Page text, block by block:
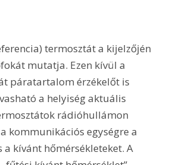
termosztát a kijelzőjén
mutatja. Ezen kívül a
páratartalom érzékelőt is
a helyiség aktuális
rádióhullámon
kommunikációs egységre a
a kívánt hőmérsékleteket. A